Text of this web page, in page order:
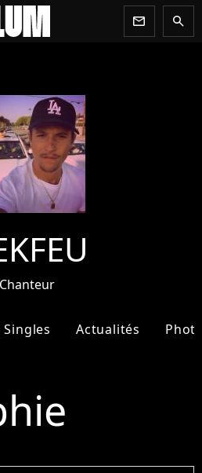
newsletter search
Chanteur
Actualités